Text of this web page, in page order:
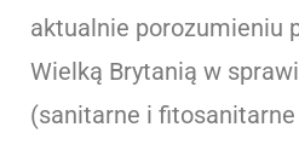
aktualnie porozumieniu
Wielką Brytanią w
(sanitarne i